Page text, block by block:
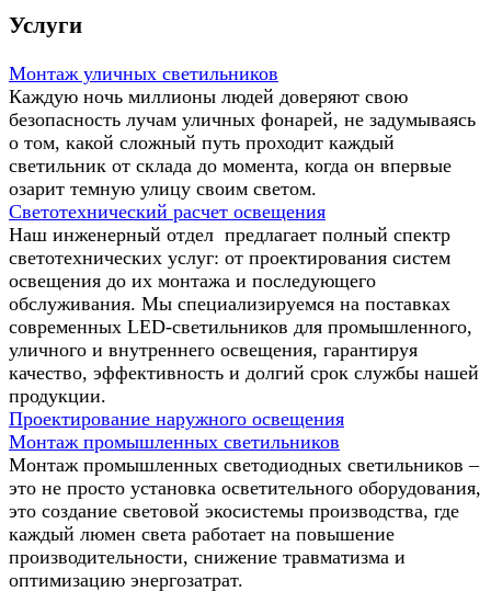
Услуги
Монтаж уличных светильников
Каждую ночь миллионы людей доверяют свою
безопасность лучам уличных фонарей, не задумываясь
о том, какой сложный путь проходит каждый
светильник от склада до момента, когда он впервые
озарит темную улицу своим светом.
Светотехнический расчет освещения
Наш инженерный отдел предлагает полный спектр
светотехнических услуг: от проектирования систем
освещения до их монтажа и последующего
обслуживания. Мы специализируемся на поставках
современных LED-светильников для промышленного,
уличного и внутреннего освещения, гарантируя
качество, эффективность и долгий срок службы нашей
продукции.
Проектирование наружного освещения
Монтаж промышленных светильников
Монтаж промышленных светодиодных светильников –
это не просто установка осветительного оборудования,
это создание световой экосистемы производства, где
каждый люмен света работает на повышение
производительности, снижение травматизма и
оптимизацию энергозатрат.